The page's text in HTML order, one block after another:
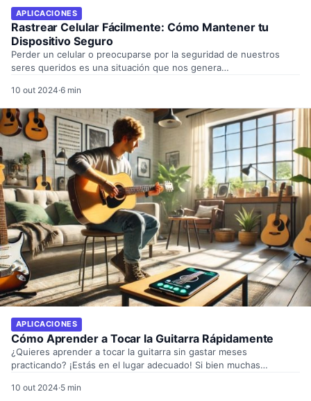
APLICACIONES
Rastrear Celular Fácilmente: Cómo Mantener tu
Dispositivo Seguro
Perder un celular o preocuparse por la seguridad de nuestros
seres queridos es una situación que nos genera…
10 out 2024·6 min
APLICACIONES
Cómo Aprender a Tocar la Guitarra Rápidamente
¿Quieres aprender a tocar la guitarra sin gastar meses
practicando? ¡Estás en el lugar adecuado! Si bien muchas…
10 out 2024·5 min